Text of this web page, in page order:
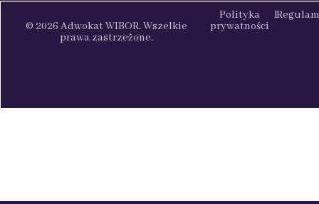
© 2026 Adwokat WIBOR. Wszelkie
prawa zastrzeżone.
Polityka
prywatności
l